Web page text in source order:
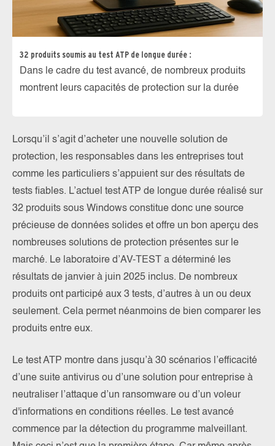
32 produits soumis au test ATP de longue durée :
Dans le cadre du test avancé, de nombreux produits
montrent leurs capacités de protection sur la durée
Lorsqu’il s’agit d’acheter une nouvelle solution de
protection, les responsables dans les entreprises tout
comme les particuliers s’appuient sur des résultats de
tests fiables. L’actuel test ATP de longue durée réalisé sur
32 produits sous Windows constitue donc une source
précieuse de données solides et offre un bon aperçu des
nombreuses solutions de protection présentes sur le
marché. Le laboratoire d’AV-TEST a déterminé les
résultats de janvier à juin 2025 inclus. De nombreux
produits ont participé aux 3 tests, d’autres à un ou deux
seulement. Cela permet néanmoins de bien comparer les
produits entre eux.
Le test ATP montre dans jusqu’à 30 scénarios l’efficacité
d’une suite antivirus ou d’une solution pour entreprise à
neutraliser l’attaque d’un ransomware ou d’un voleur
d'informations en conditions réelles. Le test avancé
commence par la détection du programme malveillant.